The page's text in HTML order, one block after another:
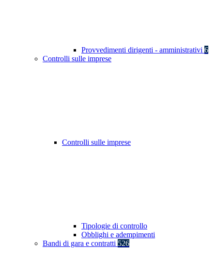
Provvedimenti dirigenti - amministrativi 6
Controlli sulle imprese
Controlli sulle imprese
Tipologie di controllo
Obblighi e adempimenti
Bandi di gara e contratti 526